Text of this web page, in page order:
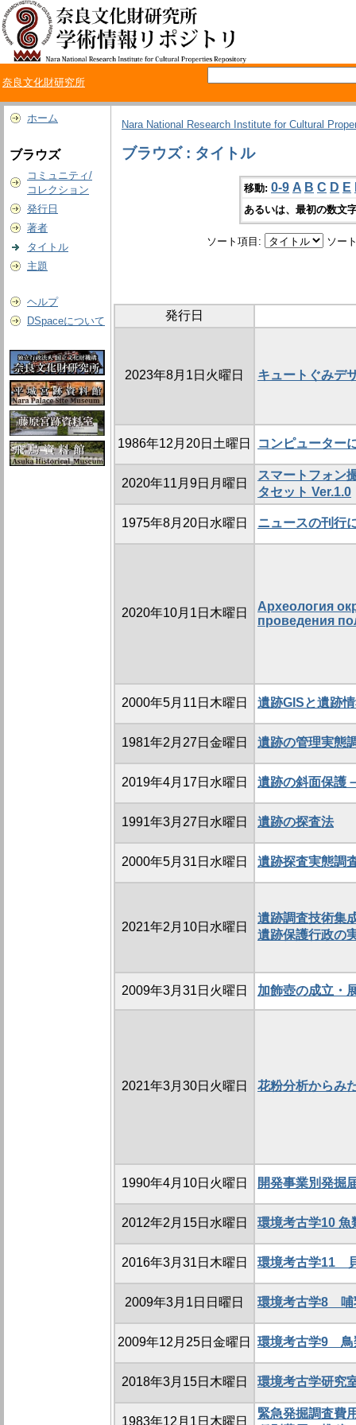
奈良文化財研究所
ホーム
ブラウズ
コミュニティ/
コレクション
発行日
著者
タイトル
主題
ヘルプ
DSpaceについて
Nara National Research Institute for Cultural
ブラウズ : タイトル
移動: 0-9 A B C D E
あるいは、最初の数文
ソート項目: ソー
発行日
2023年8月1日火曜日 キュートぐみデ
1986年12月20日土曜日 コンピューター
2020年11月9日月曜日
スマートフォン
タセット Ver.1.0
1975年8月20日水曜日 ニュースの刊行
2020年10月1日木曜日
Археология
проведения
2000年5月11日木曜日 遺跡GISと遺跡
1981年2月27日金曜日 遺跡の管理実態
2019年4月17日水曜日 遺跡の斜面保護
1991年3月27日水曜日 遺跡の探査法
2000年5月31日水曜日 遺跡探査実態調
2021年2月10日水曜日
遺跡調査技術集
遺跡保護行政の
2009年3月31日火曜日 加飾壺の成立・
2021年3月30日火曜日 花粉分析からみ
1990年4月10日火曜日 開発事業別発掘
2012年2月15日水曜日 環境考古学10 魚
2016年3月31日木曜日 環境考古学11
2009年3月1日日曜日 環境考古学8 哺
2009年12月25日金曜日 環境考古学9 鳥
2018年3月15日木曜日 環境考古学研究
1983年12月1日木曜日
緊急発掘調査費